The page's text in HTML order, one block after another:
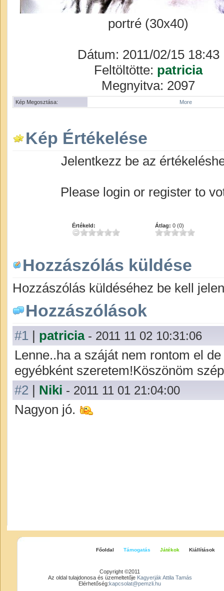
portré (30x40)
Dátum: 2011/02/15 18:43
Feltöltötte: patricia
Megnyitva: 2097
Kép Megosztása: More
Kép Értékelése
Jelentkezz be az
Please login or register to
Értékeld: Átlag: 0 (0)
Hozzászólás küldése
Hozzászólás küldéséhez be kell
Hozzászólások
#1 | patricia - 2011 11 02 10:31:06
Lenne..ha a száját nem rontom el de
egyébként szeretem!Köszönöm
#2 | Niki - 2011 11 01 21:04:00
Nagyon jó.
Főoldal Támogatás Játékok Kiállítások
Copyright ©2011
Az oldal tulajdonosa és üzemeltetője Kagyerják Attila Tamás
Elérhetőség:kapcsolat@pemzli.hu